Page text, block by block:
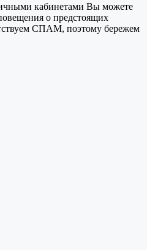
кабинетами Вы можете
о предстоящих
СПАМ, поэтому бережем